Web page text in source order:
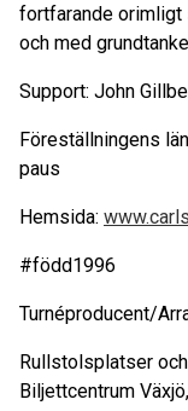
fortfarande orimligt
och med
Support: John
Föreställningens
paus
Hemsida:
#född1996
Turnéproducent/
Rullstolsplatser
Biljettcentrum